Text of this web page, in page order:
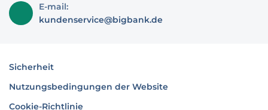
E-mail:
kundenservice@bigbank.de
Sicherheit
Nutzungsbedingungen der Website
Cookie-Richtlinie